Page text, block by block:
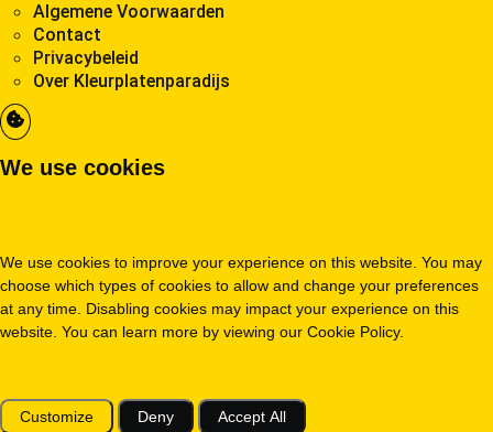
Algemene Voorwaarden
Contact
Privacybeleid
Over Kleurplatenparadijs
We use cookies
We use cookies to improve your experience on this website. You may
choose which types of cookies to allow and change your preferences
at any time. Disabling cookies may impact your experience on this
website. You can learn more by viewing our Cookie Policy.
Customize Deny Accept All